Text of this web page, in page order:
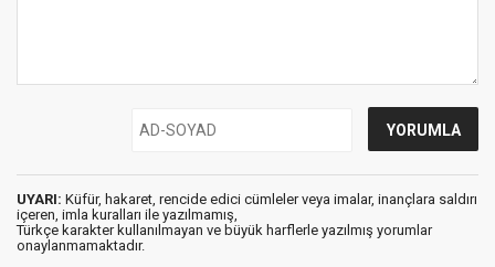
UYARI: Küfür, hakaret, rencide edici cümleler veya imalar, inançlara saldırı
içeren, imla kuralları ile yazılmamış,
Türkçe karakter kullanılmayan ve büyük harflerle yazılmış yorumlar
onaylanmamaktadır.